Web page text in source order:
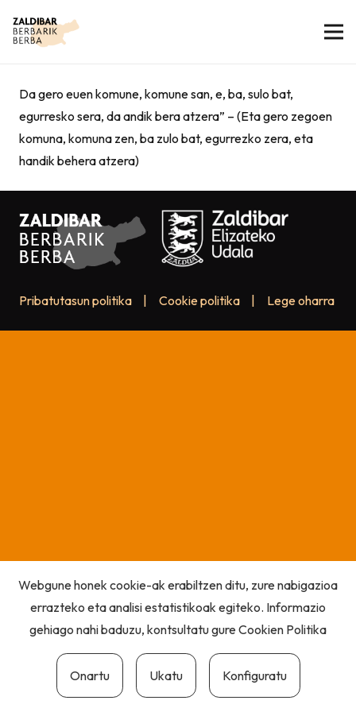
Da gero euen komune, komune san, e, ba, sulo bat,
egurresko sera, da andik bera atzera” – (Eta gero zegoen
komuna, komuna zen, ba zulo bat, egurrezko zera, eta
handik behera atzera)
Pribatutasun politika Cookie politika Lege oharra
Webgune honek cookie-ak erabiltzen ditu, zure nabigazioa
errazteko eta analisi estatistikoak egiteko. Informazio
gehiago nahi baduzu, kontsultatu gureCookien Politika
Onartu Ukatu Konfiguratu